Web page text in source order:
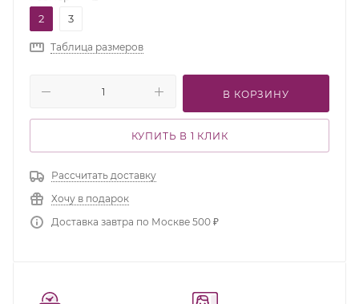
2
3
Таблица размеров
В КОРЗИНУ
КУПИТЬ В 1 КЛИК
Рассчитать доставку
Хочу в подарок
Доставка завтра по Москве 500 ₽